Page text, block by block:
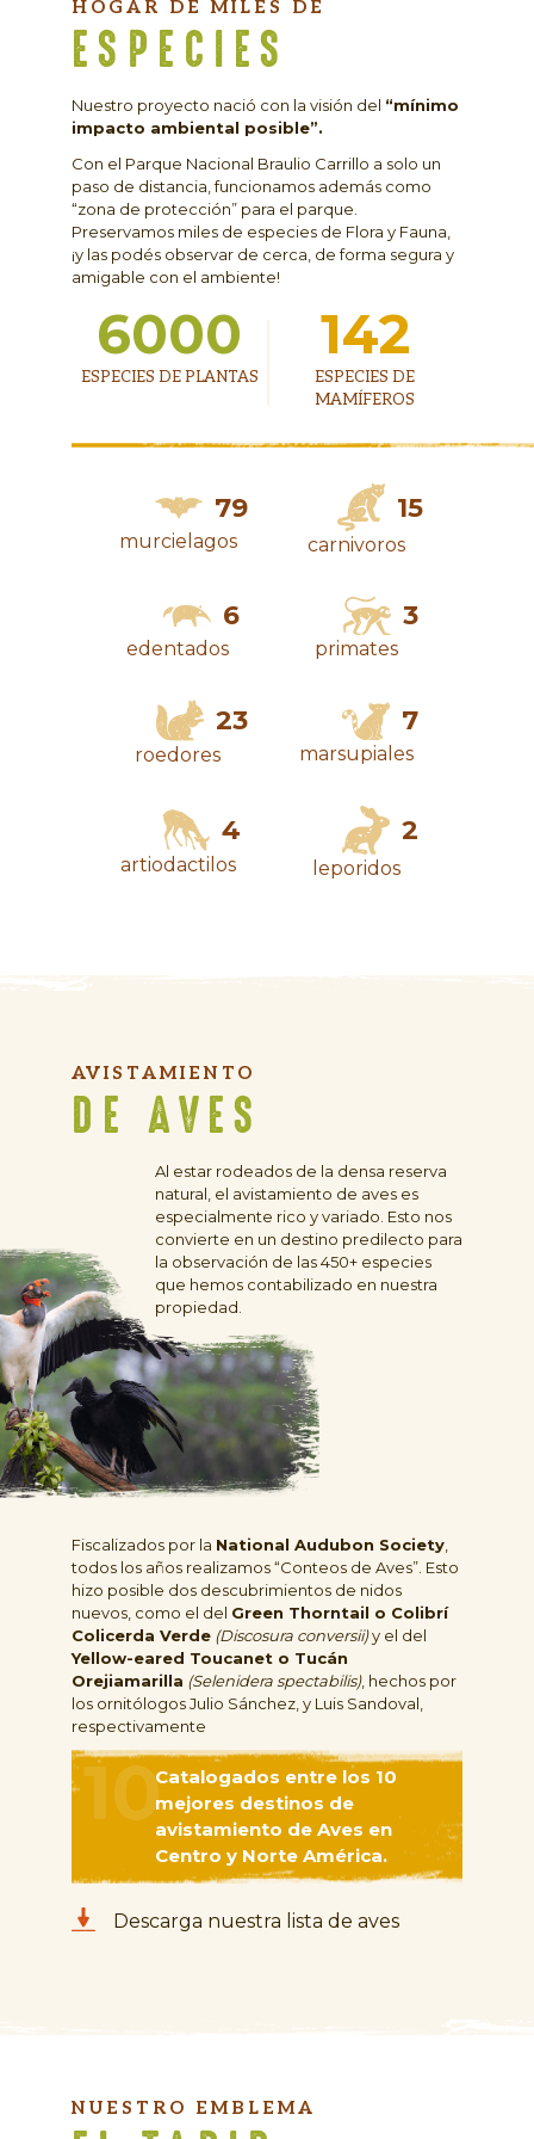
HOGAR DE MILES DE
ESPECIES
Nuestro proyecto nació con la visión del “mínimo
impacto ambiental posible”.
Con el Parque Nacional Braulio Carrillo a solo un
paso de distancia, funcionamos además como
“zona de protección” para el parque.
Preservamos miles de especies de Flora y Fauna,
¡y las podés observar de cerca, de forma segura y
amigable con el ambiente!
6000
ESPECIES DE PLANTAS
142
ESPECIES DE
MAMÍFEROS
79
murcielagos
15
carnivoros
6
edentados
3
primates
23
roedores
7
marsupiales
4
artiodactilos
2
leporidos
AVISTAMIENTO
DE AVES
Al estar rodeados de la densa reserva
natural, el avistamiento de aves es
especialmente rico y variado. Esto nos
convierte en un destino predilecto para
la observación de las 450+ especies
que hemos contabilizado en nuestra
propiedad.
Fiscalizados por la National Audubon Society
todos los años realizamos “Conteos de Aves”. Esto
hizo posible dos descubrimientos de nidos
nuevos, como el del Green Thorntail o Colibrí
Colicerda Verde (Discosura conversii)y el del
Yellow-eared Toucanet o Tucán
Orejiamarilla (Selenidera spectabilis), hechos por
los ornitólogos Julio Sánchez, y Luis Sandoval,
respectivamente
10Catalogados entre los 10
mejores destinos de
avistamiento de Aves en
Centro y Norte América.
Descarga nuestra lista de aves
NUESTRO EMBLEMA